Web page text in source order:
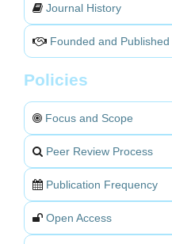
Journal History
Founded and Published
Policies
Focus and Scope
Peer Review Process
Publication Frequency
Open Access